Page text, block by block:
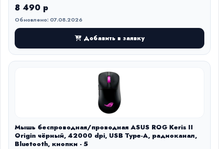
8 490 р
Обновлено: 07.08.2026
Добавить в заявку
Мышь беспроводная/проводная ASUS ROG Keris II
Origin чёрный, 42000 dpi, USB Type-A, радиоканал,
Bluetooth, кнопки - 5